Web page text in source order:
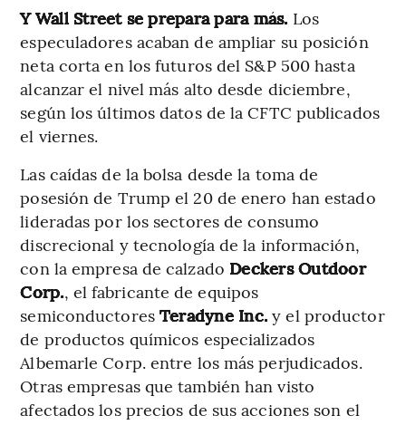
Y Wall Street se prepara para más. Los
especuladores acaban de ampliar su posición
neta corta en los futuros del S&P 500 hasta
alcanzar el nivel más alto desde diciembre,
según los últimos datos de la CFTC publicados
el viernes.
Las caídas de la bolsa desde la toma de
posesión de Trump el 20 de enero han estado
lideradas por los sectores de consumo
discrecional y tecnología de la información,
con la empresa de calzado Deckers Outdoor
Corp., el fabricante de equipos
semiconductores Teradyne Inc. y el productor
de productos químicos especializados
Albemarle Corp. entre los más perjudicados.
Otras empresas que también han visto
afectados los precios de sus acciones son el